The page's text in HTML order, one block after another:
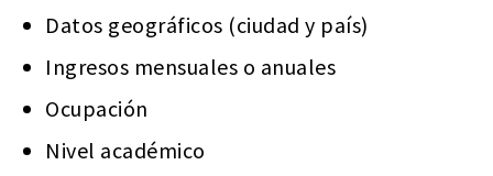
Datos geográficos (ciudad y país)
Ingresos mensuales o anuales
Ocupación
Nivel académico